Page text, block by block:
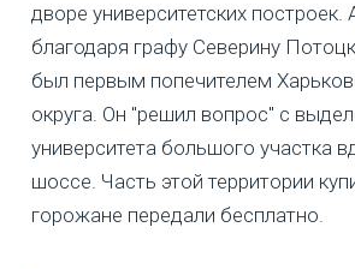
дворе университетских построек.
благодаря графу Северину
был первым попечителем
округа. Он "решил вопрос" с
университета большого участка
шоссе. Часть этой территории
горожане передали бесплатно.